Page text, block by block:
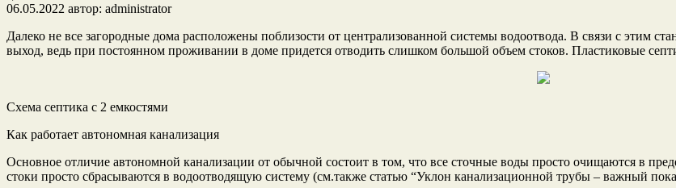
06.05.2022 автор: administrator
Далеко не все загородные дома расположены поблизости от централизованной системы водоотвода. В связи с этим
выход, ведь при постоянном проживании в доме придется отводить слишком большой объем стоков. Пластиковые
Схема септика с 2 емкостями
Как работает автономная канализация
Основное отличие автономной канализации от обычной состоит в том, что все сточные воды просто очищаются в
стоки просто сбрасываются в водоотводящую систему (см.также статью “Уклон канализационной трубы – важный